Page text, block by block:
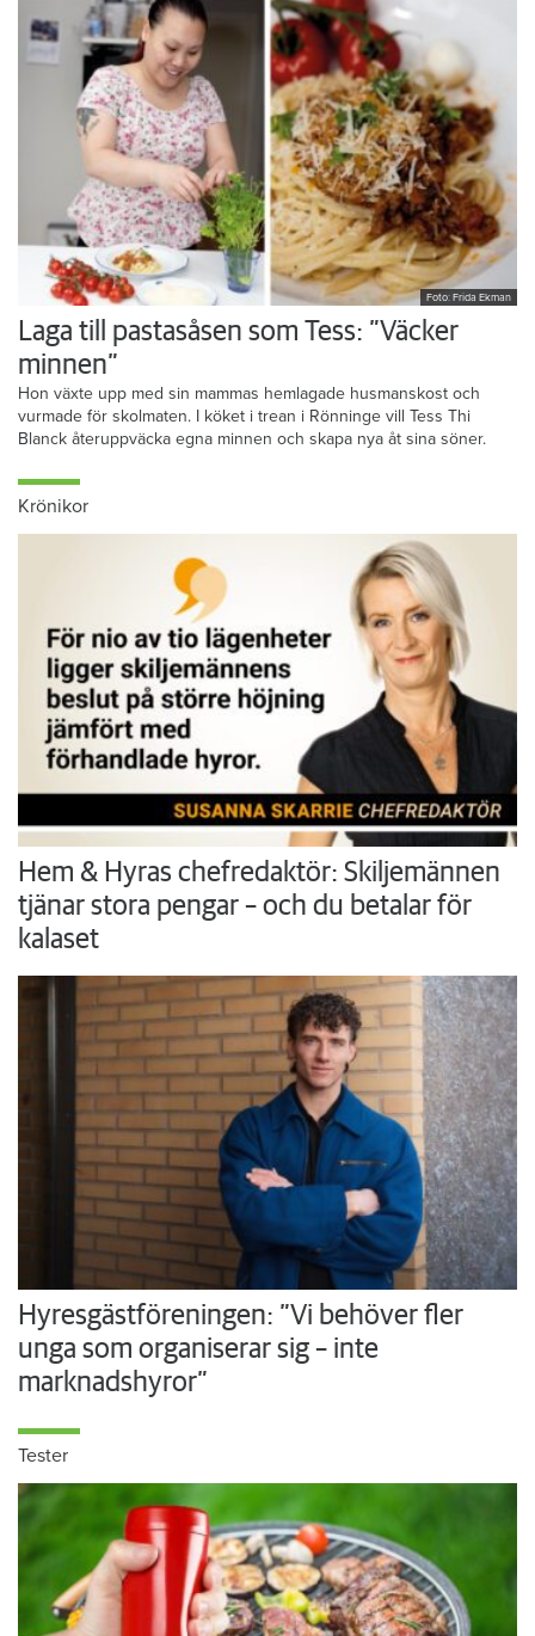
Foto: Frida Ekman
Laga till pastasåsen som Tess: ”Väcker
minnen”
Hon växte upp med sin mammas hemlagade husmanskost och
vurmade för skolmaten. I köket i trean i Rönninge vill Tess Thi
Blanck återuppväcka egna minnen och skapa nya åt sina söner.
Krönikor
Hem & Hyras chefredaktör: Skiljemännen
tjänar stora pengar – och du betalar för
kalaset
Hyresgästföreningen: ”Vi behöver fler
unga som organiserar sig – inte
marknadshyror”
Tester